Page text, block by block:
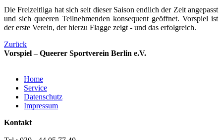
Die Freizeitliga hat sich seit dieser Saison endlich der Zeit angepasst
und sich queeren Teilnehmenden konsequent geöffnet. Vorspiel ist
der erste Verein, der hierzu Flagge zeigt - und das erfolgreich.
Zurück
Vorspiel – Queerer Sportverein Berlin e.V.
Home
Service
Datenschutz
Impressum
Kontakt